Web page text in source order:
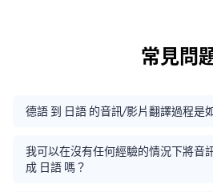
常見問
德語 到 日語 的音訊/影片翻譯過程是
我可以在沒有任何經驗的情況下將音
成 日語 嗎？